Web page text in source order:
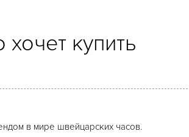
купить
в мире швейцарских часов.